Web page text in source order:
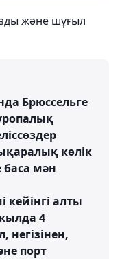
және шұғыл
Брюссельге
көлік
баса мән
алты
4
порт